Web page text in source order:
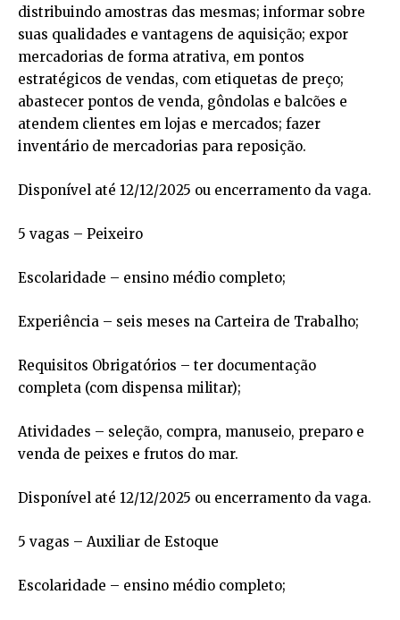
distribuindo amostras das mesmas; informar sobre
suas qualidades e vantagens de aquisição; expor
mercadorias de forma atrativa, em pontos
estratégicos de vendas, com etiquetas de preço;
abastecer pontos de venda, gôndolas e balcões e
atendem clientes em lojas e mercados; fazer
inventário de mercadorias para reposição.
Disponível até 12/12/2025 ou encerramento da vaga.
5 vagas – Peixeiro
Escolaridade – ensino médio completo;
Experiência – seis meses na Carteira de Trabalho;
Requisitos Obrigatórios – ter documentação
completa (com dispensa militar);
Atividades – seleção, compra, manuseio, preparo e
venda de peixes e frutos do mar.
Disponível até 12/12/2025 ou encerramento da vaga.
5 vagas – Auxiliar de Estoque
Escolaridade – ensino médio completo;